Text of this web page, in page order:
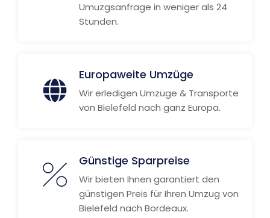
Umuzgsanfrage in weniger als 24
Stunden.
Europaweite Umzüge
Wir erledigen Umzüge & Transporte
von Bielefeld nach ganz Europa.
Günstige Sparpreise
Wir bieten Ihnen garantiert den
günstigen Preis für Ihren Umzug von
Bielefeld nach Bordeaux.